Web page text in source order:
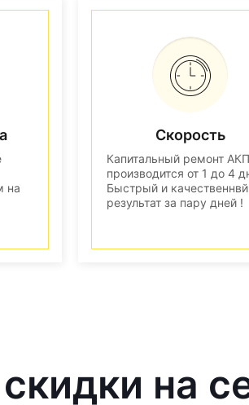
на
Скорость
Капитальный ремонт
производится от 1 до 4
Быстрый и качественнвй
результат за пару дней !
на